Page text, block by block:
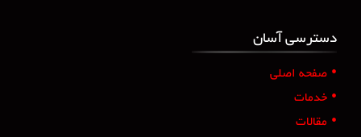
دسترسی آسان
• صفحه اصلی
• خدمات
• مقالات